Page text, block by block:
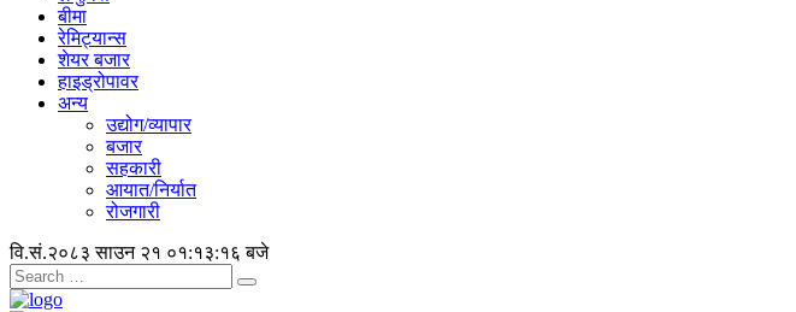
बीमा
रेमिट्यान्स
शेयर बजार
हाइड्रोपावर
अन्य
उद्योग/व्यापार
बजार
सहकारी
आयात/निर्यात
रोजगारी
वि.सं.२०८३ साउन २१ ०१:१३:१६ बजे